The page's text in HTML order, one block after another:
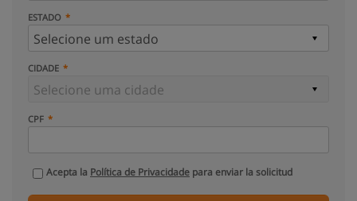
ESTADO
CIDADE
CPF
Acepta la Política de Privacidade para enviar la solicitud